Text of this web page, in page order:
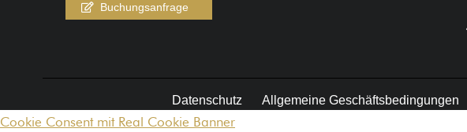
Buchungsanfrage
Datenschutz Allgemeine Geschäftsbedingungen
Cookie Consent mit Real Cookie Banner